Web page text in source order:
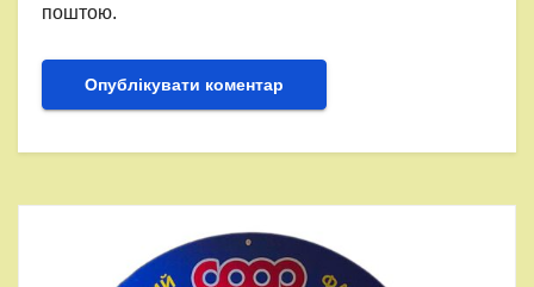
поштою.